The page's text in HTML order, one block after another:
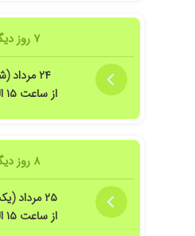
۷ روز دیگر
۲۴ مرداد (شنبه)
از ساعت ۱۵ الی ۱۸
۸ روز دیگر
۲۵ مرداد (یکشنبه)
از ساعت ۱۵ الی ۱۸